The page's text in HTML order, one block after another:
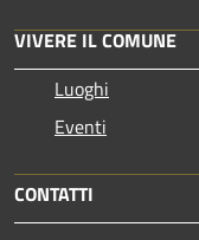
VIVERE IL COMUNE
Luoghi
Eventi
CONTATTI